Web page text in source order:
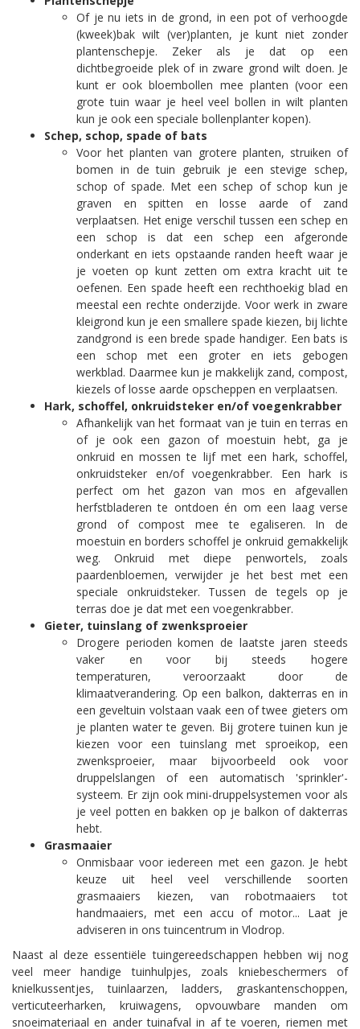
Of je nu iets in de grond, in een pot of verhoogde
(kweek)bak wilt (ver)planten, je kunt niet zonder
plantenschepje. Zeker als je dat op een
dichtbegroeide plek of in zware grond wilt doen. Je
kunt er ook bloembollen mee planten (voor een
grote tuin waar je heel veel bollen in wilt planten
kun je ook een speciale bollenplanter kopen).
Schep, schop, spade of bats
Voor het planten van grotere planten, struiken of
bomen in de tuin gebruik je een stevige schep,
schop of spade. Met een schep of schop kun je
graven en spitten en losse aarde of zand
verplaatsen. Het enige verschil tussen een schep en
een schop is dat een schep een afgeronde
onderkant en iets opstaande randen heeft waar je
je voeten op kunt zetten om extra kracht uit te
oefenen. Een spade heeft een rechthoekig blad en
meestal een rechte onderzijde. Voor werk in zware
kleigrond kun je een smallere spade kiezen, bij lichte
zandgrond is een brede spade handiger. Een bats is
een schop met een groter en iets gebogen
werkblad. Daarmee kun je makkelijk zand, compost,
kiezels of losse aarde opscheppen en verplaatsen.
Hark, schoffel, onkruidsteker en/of voegenkrabber
Afhankelijk van het formaat van je tuin en terras en
of je ook een gazon of moestuin hebt, ga je
onkruid en mossen te lijf met een hark, schoffel,
onkruidsteker en/of voegenkrabber. Een hark is
perfect om het gazon van mos en afgevallen
herfstbladeren te ontdoen én om een laag verse
grond of compost mee te egaliseren. In de
moestuin en borders schoffel je onkruid gemakkelijk
weg. Onkruid met diepe penwortels, zoals
paardenbloemen, verwijder je het best met een
speciale onkruidsteker. Tussen de tegels op je
terras doe je dat met een voegenkrabber.
Gieter, tuinslang of zwenksproeier
Drogere perioden komen de laatste jaren steeds
vaker en voor bij steeds hogere
temperaturen, veroorzaakt door de
klimaatverandering. Op een balkon, dakterras en in
een geveltuin volstaan vaak een of twee gieters om
je planten water te geven. Bij grotere tuinen kun je
kiezen voor een tuinslang met sproeikop, een
zwenksproeier, maar bijvoorbeeld ook voor
druppelslangen of een automatisch 'sprinkler'-
systeem. Er zijn ook mini-druppelsystemen voor als
je veel potten en bakken op je balkon of dakterras
hebt.
Grasmaaier
Onmisbaar voor iedereen met een gazon. Je hebt
keuze uit heel veel verschillende soorten
grasmaaiers kiezen, van robotmaaiers tot
handmaaiers, met een accu of motor... Laat je
adviseren in ons tuincentrum in Vlodrop.
Naast al deze essentiële tuingereedschappen hebben wij nog
veel meer handige tuinhulpjes, zoals kniebeschermers of
knielkussentjes, tuinlaarzen, ladders, graskantenschoppen,
verticuteerharken, kruiwagens, opvouwbare manden om
snoeimateriaal en ander tuinafval in af te voeren, riemen met